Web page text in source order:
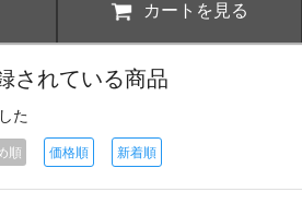
カートを見る
されている商品
た
順 価格順 新着順